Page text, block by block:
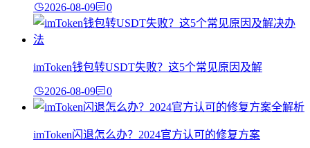
2026-08-09 0
imToken钱包转USDT失败？这5个常见原因及解
2026-08-09 0
imToken闪退怎么办？2024官方认可的修复方案